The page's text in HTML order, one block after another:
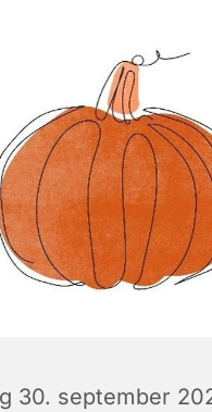
30. september